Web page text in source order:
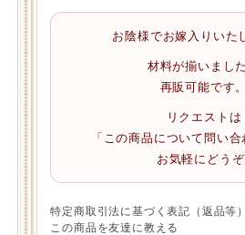
お陰様でお嫁入りいた
材料が揃いまし
再販可能です。
リクエストは
「この商品について問い
お気軽にどうぞ
特定商取引法に基づく表記（返品等）
この商品を友達に教える